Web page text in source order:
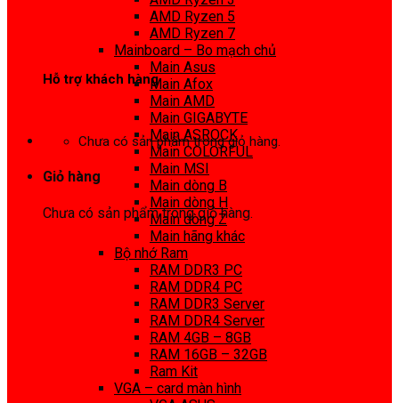
Hỗ trợ khách hàng
Chưa có sản phẩm trong giỏ hàng.
Giỏ hàng
Chưa có sản phẩm trong giỏ hàng.
AMD Ryzen 5
AMD Ryzen 7
Mainboard – Bo mạch chủ
Main Asus
Main Afox
Main AMD
Main GIGABYTE
Main ASROCK
Main COLORFUL
Main MSI
Main dòng B
Main dòng H
Main dòng Z
Main hãng khác
Bộ nhớ Ram
RAM DDR3 PC
RAM DDR4 PC
RAM DDR3 Server
RAM DDR4 Server
RAM 4GB – 8GB
RAM 16GB – 32GB
Ram Kit
VGA – card màn hình